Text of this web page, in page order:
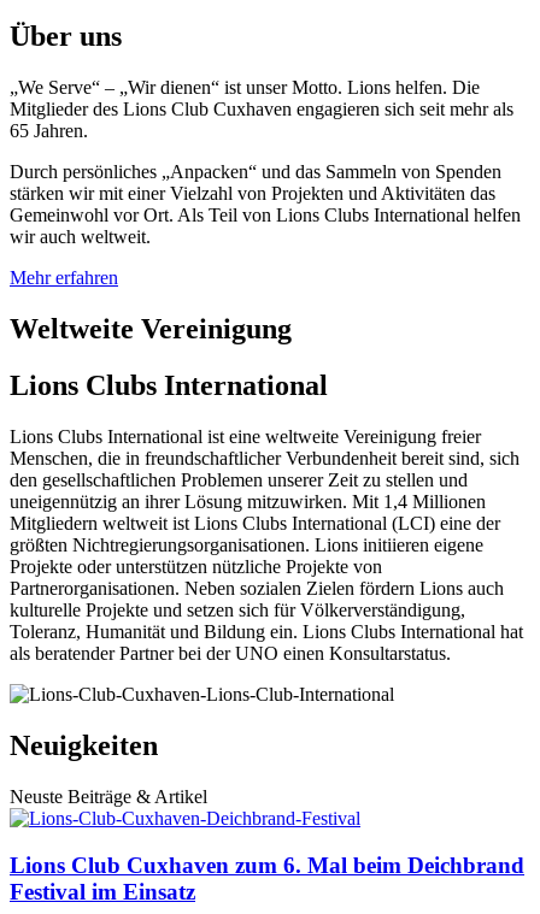
Über uns
„We Serve“ – „Wir dienen“ ist unser Motto. Lions helfen. Die
Mitglieder des Lions Club Cuxhaven engagieren sich seit mehr als
65 Jahren.
Durch persönliches „Anpacken“ und das Sammeln von Spenden
stärken wir mit einer Vielzahl von Projekten und Aktivitäten das
Gemeinwohl vor Ort. Als Teil von Lions Clubs International helfen
wir auch weltweit.
Mehr erfahren
Weltweite Vereinigung
Lions Clubs International
Lions Clubs International ist eine weltweite Vereinigung freier
Menschen, die in freundschaftlicher Verbundenheit bereit sind, sich
den gesellschaftlichen Problemen unserer Zeit zu stellen und
uneigennützig an ihrer Lösung mitzuwirken. Mit 1,4 Millionen
Mitgliedern weltweit ist Lions Clubs International (LCI) eine der
größten Nichtregierungsorganisationen. Lions initiieren eigene
Projekte oder unterstützen nützliche Projekte von
Partnerorganisationen. Neben sozialen Zielen fördern Lions auch
kulturelle Projekte und setzen sich für Völkerverständigung,
Toleranz, Humanität und Bildung ein. Lions Clubs International hat
als beratender Partner bei der UNO einen Konsultarstatus.
Neuigkeiten
Neuste Beiträge & Artikel
Lions Club Cuxhaven zum 6. Mal beim Deichbrand
Festival im Einsatz